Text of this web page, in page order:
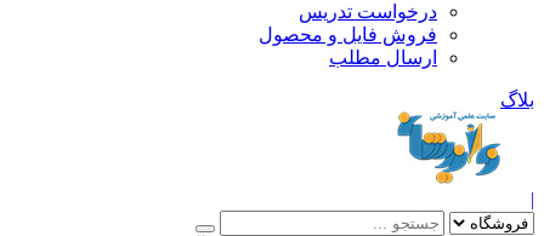
درخواست تدریس
فروش فایل و محصول
ارسال مطلب